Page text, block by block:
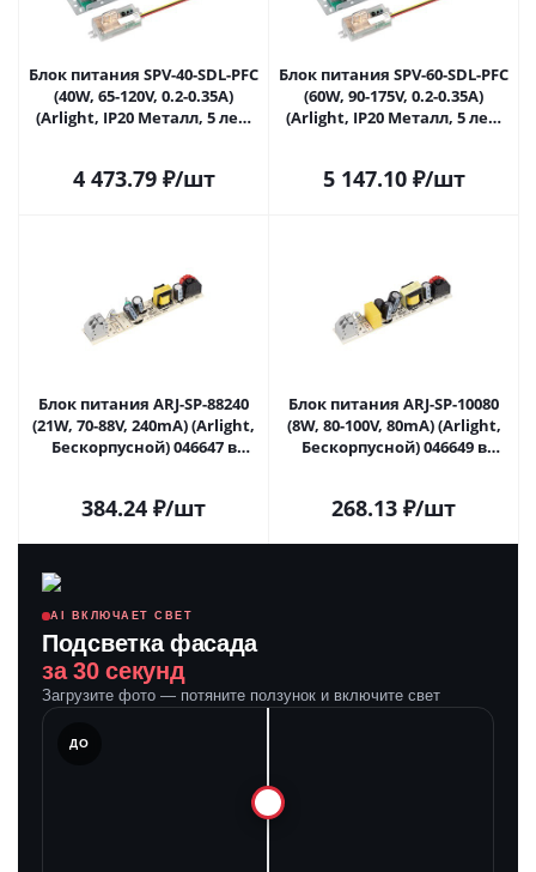
Блок питания SPV-40-SDL-PFC
(40W, 65-120V, 0.2-0.35A)
(Arlight, IP20 Металл, 5 лет)
4 473.79₽/шт
Блок питания SPV-60-SDL-PFC
(60W, 90-175V, 0.2-0.35A)
(Arlight, IP20 Металл, 5 лет)
5 147.10₽/шт
Блок питания ARJ-SP-88240
(21W, 70-88V, 240mA) (Arlight,
Бескорпусной) 046647 в
384.24 ₽/шт
Блок питания ARJ-SP-10080
(8W, 80-100V, 80mA) (Arlight,
Бескорпусной) 046649 в
268.13 ₽/шт
AI ВКЛЮЧАЕТ СВЕТ
Подсветка фасада
за 30 секунд
Загрузите фото — потяните ползунок и включите свет
ДО